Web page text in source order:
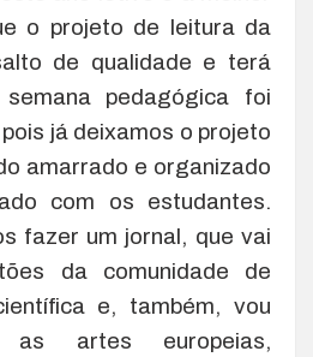
o projeto de leitura da
de qualidade e terá
semana pedagógica foi
já deixamos o projeto
amarrado e organizado
com os estudantes.
fazer um jornal, que vai
da comunidade de
e, também, vou
as artes europeias,